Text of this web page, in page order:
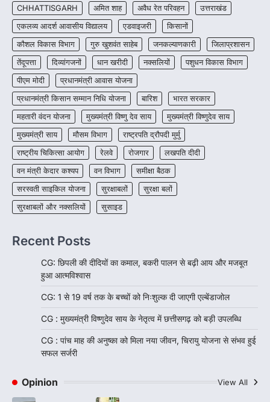
4
CG : पांच माह की अनुष्का को मिला नया
जीवन, चिरायु योजना से संभव हुई सफल सर्जरी
More Khabar August 7, 2026
रायपुर। राष्ट्रीय बाल स्वास्थ्य कार्यक्रम (चिरायु) के तहत
जशपुर जिले की 5 माह की मासूम…
CHHATTISGARH अमित शाह अवैध रेत परिवहन
उत्तराखंड
एकलव्य आदर्श आवासीय विद्यालय
एडवाइजरी
किसानों
कौशल विकास विभाग
गुरु खुशवंत साहेब जनकल्याणकारी
जिलाप्रशासन
तेंदूपत्ता
दिव्यांगजनों धान खरीदी नक्सलियों
पशुधन विकास विभाग
पीएम मोदी
प्रधानमंत्री आवास योजना
प्रधानमंत्री किसान सम्मान निधि योजना
बारिश
भारत सरकार
महतारी वंदन योजना
मुख्यमंत्री विष्णु देव साय
मुख्यमंत्री विष्णुदेव साय
मुख्यमंत्री साय
मौसम विभाग
राष्ट्रपति द्रौपदी मुर्मु
राष्ट्रीय चिकित्सा आयोग
रेलवे रोजगार
लखपति दीदी
वन मंत्री केदार कश्यप
वन विभाग
समीक्षा बैठक
सरस्वती साइकिल योजना
सुरक्षाबलों
सुरक्षा बलों
सुरक्षाबलों और नक्सलियों
सुसाइड
Recent Posts
CG: छिपली की दीदियों का कमाल, बकरी पालन से बढ़ी आय और मजबूत
हुआ आत्मविश्वास
CG: 1 से 19 वर्ष तक के बच्चों को निःशुल्क दी जाएगी एल्बेंडाजोल
CG : मुख्यमंत्री विष्णुदेव साय के नेतृत्व में छत्तीसगढ़ को बड़ी उपलब्धि
CG : पांच माह की अनुष्का को मिला नया जीवन, चिरायु योजना से संभव हुई
सफल सर्जरी
Opinion View All